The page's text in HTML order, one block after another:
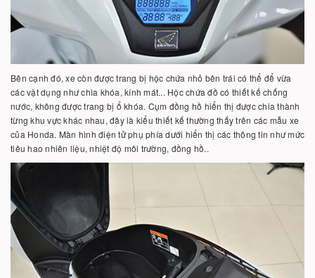
Bên cạnh đó, xe còn được trang bị hộc chứa nhỏ bên trái có thể để vừa
các vật dụng như chìa khóa, kính mát... Hộc chứa đồ có thiết kế chống
nước, không được trang bị ổ khóa. Cụm đồng hồ hiển thị được chia thành
từng khu vực khác nhau, đây là kiểu thiết kế thường thấy trên các mẫu xe
của Honda. Màn hình điện tử phụ phía dưới hiển thị các thông tin như mức
tiêu hao nhiên liệu, nhiệt độ môi trường, đồng hồ..